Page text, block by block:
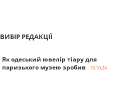
ВИБІР РЕДАКЦІЇ
Як одеський ювелір тіару для
паризького музею зробив - 10.10.24